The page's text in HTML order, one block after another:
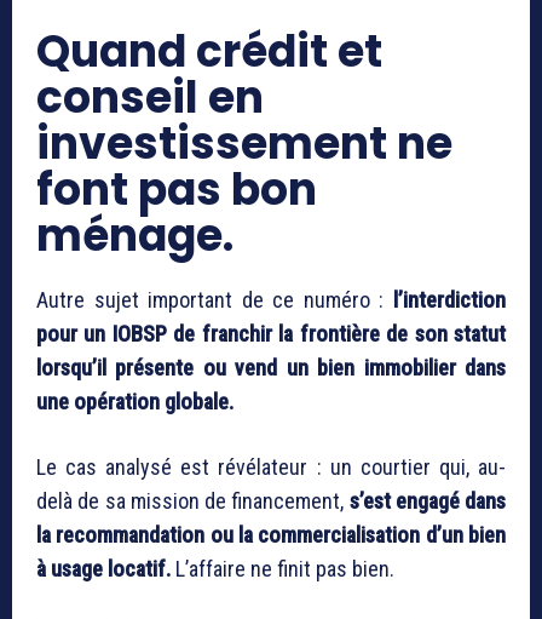
Quand crédit et
conseil en
investissement ne
font pas bon
ménage.
Autre sujet important de ce numéro : l’interdiction
pour un IOBSP de franchir la frontière de son statut
lorsqu’il présente ou vend un bien immobilier dans
une opération globale.
Le cas analysé est révélateur : un courtier qui, au-
delà de sa mission de financement, s’est engagé dans
la recommandation ou la commercialisation d’un bien
à usage locatif. L’affaire ne finit pas bien.